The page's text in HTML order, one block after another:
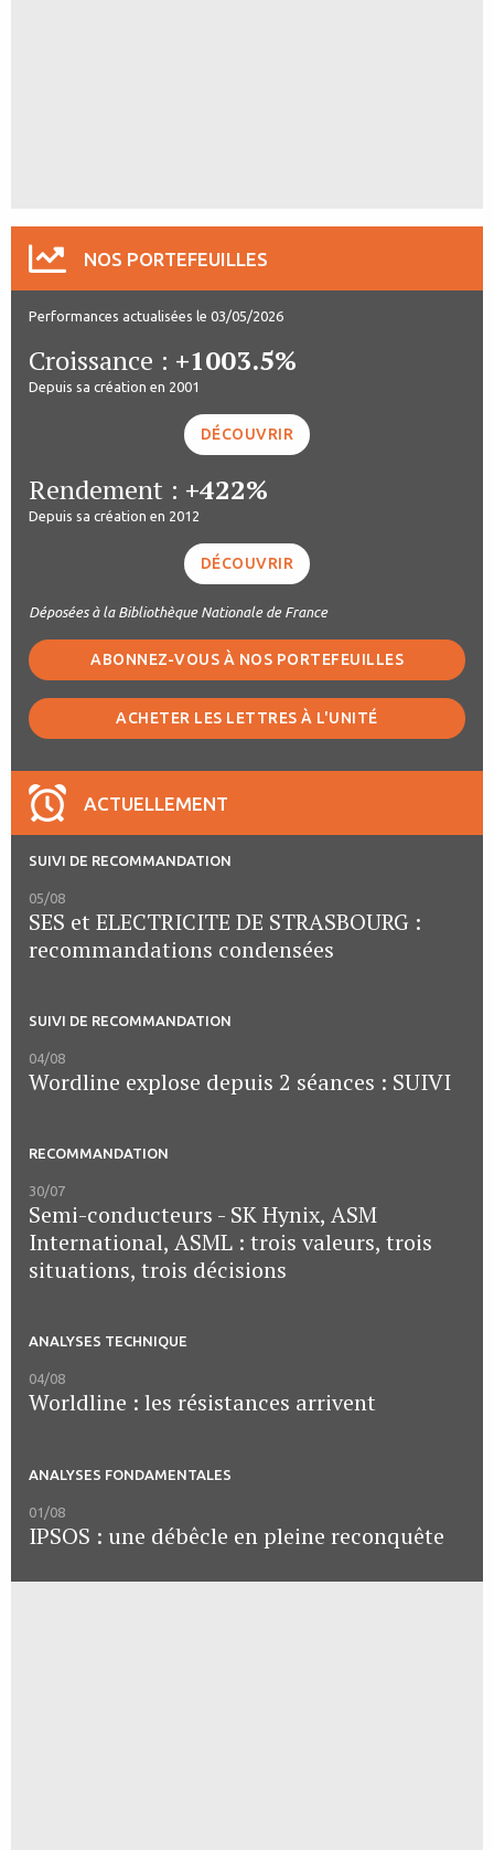
NOS PORTEFEUILLES
Performances actualisées le 03/05/2026
Croissance : +1003.5%
Depuis sa création en 2001
DÉCOUVRIR
Rendement : +422%
Depuis sa création en 2012
DÉCOUVRIR
Déposées à la Bibliothèque Nationale de France
ABONNEZ-VOUS À NOS PORTEFEUILLES
ACHETER LES LETTRES À L'UNITÉ
ACTUELLEMENT
SUIVI DE RECOMMANDATION
05/08
SES et ELECTRICITE DE STRASBOURG :
recommandations condensées
SUIVI DE RECOMMANDATION
04/08
Wordline explose depuis 2 séances : SUIVI
RECOMMANDATION
30/07
Semi-conducteurs - SK Hynix, ASM
International, ASML : trois valeurs, trois
situations, trois décisions
ANALYSES TECHNIQUE
04/08
Worldline : les résistances arrivent
ANALYSES FONDAMENTALES
01/08
IPSOS : une débêcle en pleine reconquête